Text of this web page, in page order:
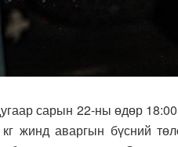
сарын 22-ны өдөр 18:00
жинд аваргын бүсний